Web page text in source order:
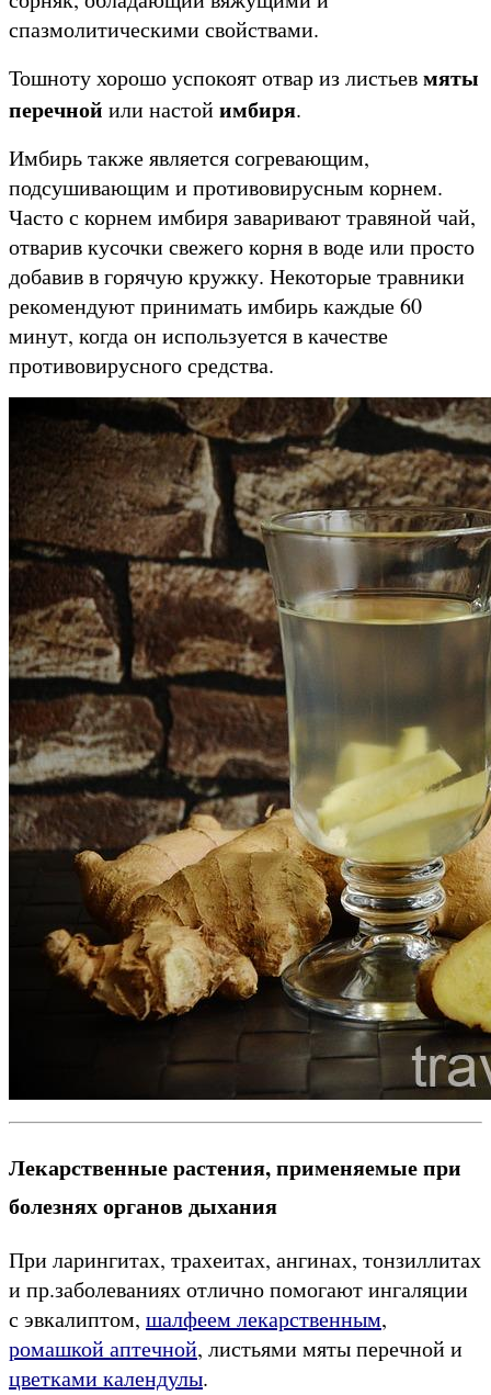
спазмолитическими свойствами.
Тошноту хорошо успокоят отвар из листьевмяты
перечной или настойимбиря.
Имбирь также является согревающим,
подсушивающим и противовирусным корнем.
Часто с корнем имбиря заваривают травяной чай,
отварив кусочки свежего корня в воде или просто
добавив в горячую кружку. Некоторые травники
рекомендуют принимать имбирь каждые 60
минут, когда он используется в качестве
противовирусного средства.
Лекарственные растения, применяемые при
болезнях органов дыхания
При ларингитах, трахеитах, ангинах, тонзиллитах
и пр.заболеваниях отлично помогают ингаляции
с эвкалиптом, шалфеем лекарственным,
ромашкой аптечной, листьями мяты перечной и
цветками календулы.